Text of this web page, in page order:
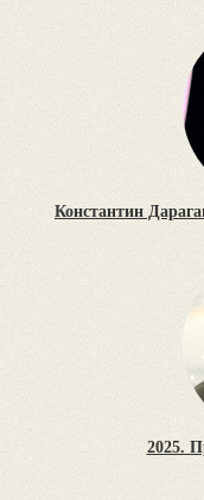
Константин
2025.